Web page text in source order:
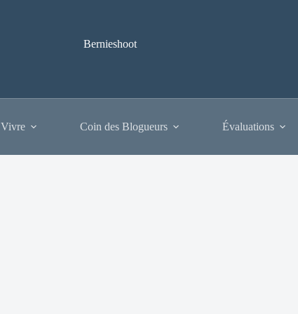
Bernieshoot
Coin des Blogueurs Évaluations